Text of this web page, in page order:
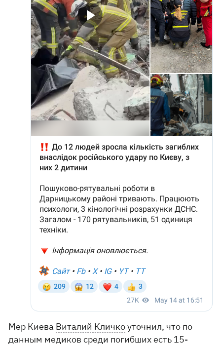
Мер Киева Виталий Кличкоуточнил, что по
данным медиков среди погибших есть 15-